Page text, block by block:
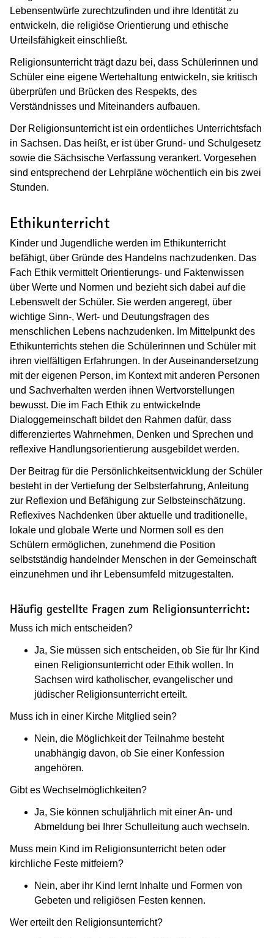
Lebensentwürfe zurechtzufinden und ihre Identität zu
entwickeln, die religiöse Orientierung und ethische
Urteilsfähigkeit einschließt.
Religionsunterricht trägt dazu bei, dass Schülerinnen und
Schüler eine eigene Wertehaltung entwickeln, sie kritisch
überprüfen und Brücken des Respekts, des
Verständnisses und Miteinanders aufbauen.
Der Religionsunterricht ist ein ordentliches Unterrichtsfach
in Sachsen. Das heißt, er ist über Grund- und Schulgesetz
sowie die Sächsische Verfassung verankert. Vorgesehen
sind entsprechend der Lehrpläne wöchentlich ein bis zwei
Stunden.
Ethikunterricht
Kinder und Jugendliche werden im Ethikunterricht
befähigt, über Gründe des Handelns nachzudenken. Das
Fach Ethik vermittelt Orientierungs- und Faktenwissen
über Werte und Normen und bezieht sich dabei auf die
Lebenswelt der Schüler. Sie werden angeregt, über
wichtige Sinn-, Wert- und Deutungsfragen des
menschlichen Lebens nachzudenken. Im Mittelpunkt des
Ethikunterrichts stehen die Schülerinnen und Schüler mit
ihren vielfältigen Erfahrungen. In der Auseinandersetzung
mit der eigenen Person, im Kontext mit anderen Personen
und Sachverhalten werden ihnen Wertvorstellungen
bewusst. Die im Fach Ethik zu entwickelnde
Dialoggemeinschaft bildet den Rahmen dafür, dass
differenziertes Wahrnehmen, Denken und Sprechen und
reflexive Handlungsorientierung ausgebildet werden.
Der Beitrag für die Persönlichkeitsentwicklung der Schüler
besteht in der Vertiefung der Selbsterfahrung, Anleitung
zur Reflexion und Befähigung zur Selbsteinschätzung.
Reflexives Nachdenken über aktuelle und traditionelle,
lokale und globale Werte und Normen soll es den
Schülern ermöglichen, zunehmend die Position
selbstständig handelnder Menschen in der Gemeinschaft
einzunehmen und ihr Lebensumfeld mitzugestalten.
Häufig gestellte Fragen zum Religionsunterricht:
Muss ich mich entscheiden?
Ja, Sie müssen sich entscheiden, ob Sie für Ihr Kind
einen Religionsunterricht oder Ethik wollen. In
Sachsen wird katholischer, evangelischer und
jüdischer Religionsunterricht erteilt.
Muss ich in einer Kirche Mitglied sein?
Nein, die Möglichkeit der Teilnahme besteht
unabhängig davon, ob Sie einer Konfession
angehören.
Gibt es Wechselmöglichkeiten?
Ja, Sie können schuljährlich mit einer An- und
Abmeldung bei Ihrer Schulleitung auch wechseln.
Muss mein Kind im Religionsunterricht beten oder
kirchliche Feste mitfeiern?
Nein, aber ihr Kind lernt Inhalte und Formen von
Gebeten und religiösen Festen kennen.
Wer erteilt den Religionsunterricht?